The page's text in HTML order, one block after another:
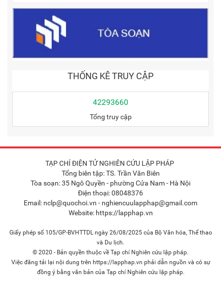
THỐNG KÊ TRUY CẬP
42293660
Tổng truy cập
TẠP CHÍ ĐIỆN TỬ NGHIÊN CỨU LẬP PHÁP
Tổng biên tập: TS. Trần Văn Biên
Tòa soạn: 35 Ngô Quyền - phường Cửa Nam - Hà Nội
Điện thoại: 08048376
Email: nclp@quochoi.vn - nghiencuulapphap@gmail.com
Website: https://lapphap.vn
Giấy phép số 105/GP-BVHTTDL ngày 26/08/2025 của Bộ Văn hóa, Thể thao
và Du lịch.
© 2020 - Bản quyền thuộc về Tạp chí Nghiên cứu lập pháp.
Việc đăng tải lại nội dung trên https://lapphap.vn phải dẫn nguồn và có sự
đồng ý bằng văn bản của Tạp chí Nghiên cứu lập pháp.